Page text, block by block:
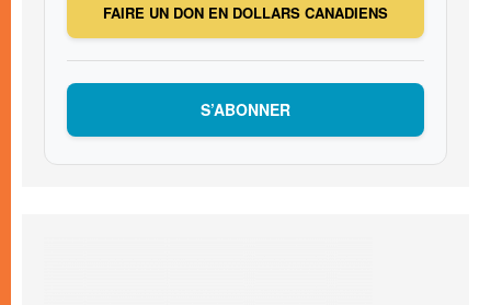
FAIRE UN DON EN DOLLARS CANADIENS
S’ABONNER